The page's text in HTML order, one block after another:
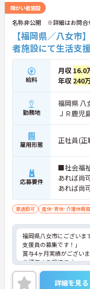
障がい者施設
名称非公開 ※詳細はお問合
【福岡県／八女
者施設にて生活支
給料
月収 16.0
年収 240
勤務地
福岡県 八
ＪＲ鹿児
雇用形態 正社員(正
応募要件
■社会福
あれば尚
あれば尚可 ■普通自動車運転免許
（ＡＴ限
車通勤可 産休･育休･介護休暇
福岡県八女市にございま
支援員の募集です！」
賞与4ヶ月実績がござい
り評価する環境です。
ご興味のある方は、マイ
せください。詳細を見る